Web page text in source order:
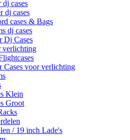
dj cases
dj cases
cases & Bags
dj cases
Dj Cases
verlichting
Cases voor verlichting
Klein
Groot
/ 19 inch Lade's